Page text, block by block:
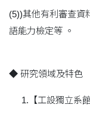
(5))其他有利審查資
語能力檢定等 。
◆ 研究領域及特色
1.【工設獨立系